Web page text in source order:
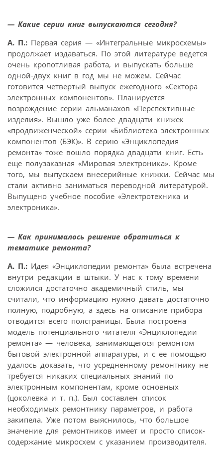
— Какие серии книг выпускаются сегодня?
А. П.: Первая серия — «Интегральные микросхемы»
продолжает издаваться. По этой литературе ведется
очень кропотливая работа, и выпускать больше
одной-двух книг в год мы не можем. Сейчас
готовится четвертый выпуск ежегодного «Сектора
электронных компонентов». Планируется
возрождение серии альманахов «Перспективные
изделия». Вышло уже более двадцати книжек
«продвиженческой» серии «Библиотека электронных
компонентов (БЭК)». В серию «Энциклопедия
ремонта» тоже вошло порядка двадцати книг. Есть
еще полузаказная «Мировая электроника». Кроме
того, мы выпускаем внесерийные книжки. Сейчас мы
стали активно заниматься переводной литературой.
Выпущено учебное пособие «Электротехника и
электроника».
— Как принималось решение обратиться к
тематике ремонта?
А. П.: Идея «Энциклопедии ремонта» была встречена
внутри редакции в штыки. У нас к тому времени
сложился достаточно академичный стиль, мы
считали, что информацию нужно давать достаточно
полную, подробную, а здесь на описание прибора
отводится всего полстраницы. Была построена
модель потенциального читателя «Энциклопедии
ремонта» — человека, занимающегося ремонтом
бытовой электронной аппаратуры, и с ее помощью
удалось доказать, что усредненному ремонтнику не
требуется никаких специальных знаний по
электронным компонентам, кроме основных
(цоколевка и т. п.). Был составлен список
необходимых ремонтнику параметров, и работа
закипела. Уже потом выяснилось, что большое
значение для ремонтников имеет и просто список-
содержание микросхем с указанием производителя.